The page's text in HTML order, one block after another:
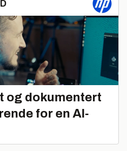
og dokumentert
for en AI-